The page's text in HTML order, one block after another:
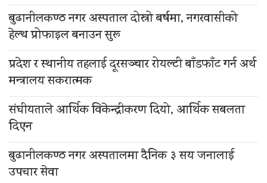
बुढानीलकण्ठ नगर अस्पताल दोस्रो बर्षमा, नगरवासीको
हेल्थ प्रोफाइल बनाउन सुरू
प्रदेश र स्थानीय तहलाई दूरसञ्चार रोयल्टी बाँडफाँट गर्न अर्थ
मन्त्रालय सकरात्मक
संघीयताले आर्थिक विकेन्द्रीकरण दियो, आर्थिक सबलता
दिएन
बुढानीलकण्ठ नगर अस्पतालमा दैनिक ३ सय जनालाई
उपचार सेवा